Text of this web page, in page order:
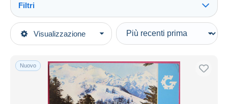
Visualizzazione
Categorie principali
Europa
Francia
[09] Ariège
Filtri
Tipo di vendita
In corso
Prezzo fisso
Asta con offerte
Aste senza offerte
Casa d'aste
Nuovo